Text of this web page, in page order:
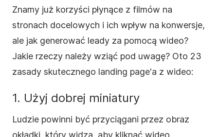
Znamy już korzyści płynące z filmów na
stronach docelowych i ich wpływ na konwersje,
ale jak generować leady za pomocą wideo?
Jakie rzeczy należy wziąć pod uwagę? Oto 23
zasady skutecznego landing page'a z wideo:
1. Użyj dobrej miniatury
Ludzie powinni być przyciągani przez obraz
okładki, który widzą, aby kliknąć wideo.